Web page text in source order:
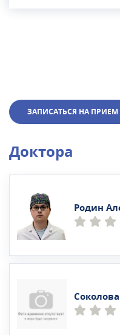
ЗАПИСАТЬСЯ НА ПРИЕМ
Доктора
Родин